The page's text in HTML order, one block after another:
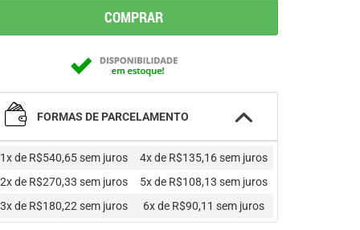
COMPRAR
FORMAS DE PARCELAMENTO
1x de R$540,65sem juros
2x de R$270,33 sem juros
3x de R$180,22sem juros
4x de R$135,16sem juros
5x de R$108,13 sem juros
6x de R$90,11 sem juros